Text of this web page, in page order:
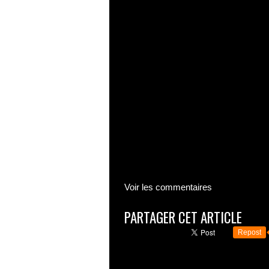
Voir les commentaires
PARTAGER CET ARTICLE
Repost